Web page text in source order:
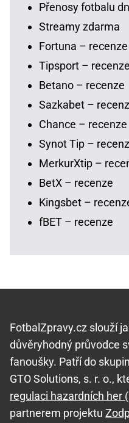
Přenosy fotbalu
Streamy zdarma
Fortuna – recenze
Tipsport – recenze
Betano – recenze
Sazkabet –
Chance – recenze
Synot Tip –
MerkurXtip –
BetX – recenze
Kingsbet –
fBET – recenze
FotbalZpravy.cz slouží
důvěryhodný průvodce
fanoušky. Patří do
GTO Solutions, s. r. o.,
regulaci hazardních her
partnerem projektu